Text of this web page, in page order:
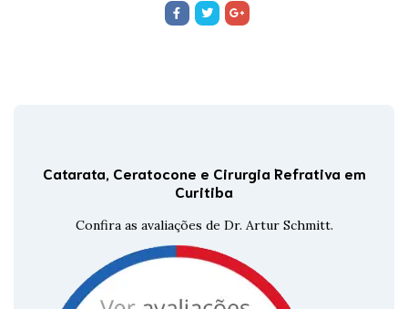
Catarata, Ceratocone e Cirurgia Refrativa em
Curitiba
Confira as avaliações de Dr. Artur Schmitt.